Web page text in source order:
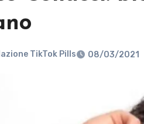
TikTok Pills 08/03/2021